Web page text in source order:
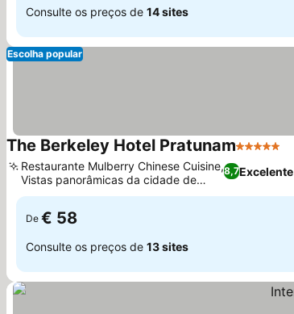
Consulte os preços de 14 sites
Escolha popular
The Berkeley Hotel Pratunam5 Estrelas
8,7Excelente
Restaurante Mulberry Chinese Cuisine,
Vistas panorâmicas da cidade de
Bangkok
De € 58
Consulte os preços de 13 sites